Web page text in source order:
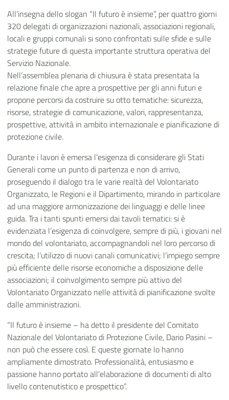
All’insegna dello slogan “Il futuro è insieme”, per quattro giorni
320 delegati di organizzazioni nazionali, associazioni regionali,
locali e gruppi comunali si sono confrontati sulle sfide e sulle
strategie future di questa importante struttura operativa del
Servizio Nazionale.
Nell’assemblea plenaria di chiusura è stata presentata la
relazione finale che apre a prospettive per gli anni futuri e
propone percorsi da costruire su otto tematiche: sicurezza,
risorse, strategie di comunicazione, valori, rappresentanza,
prospettive, attività in ambito internazionale e pianificazione di
protezione civile.
Durante i lavori è emersa l’esigenza di considerare gli Stati
Generali come un punto di partenza e non di arrivo,
proseguendo il dialogo tra le varie realtà del Volontariato
Organizzato, le Regioni e il Dipartimento, mirando in particolare
ad una maggiore armonizzazione dei linguaggi e delle linee
guida. Tra i tanti spunti emersi dai tavoli tematici: si è
evidenziata l’esigenza di coinvolgere, sempre di più, i giovani nel
mondo del volontariato, accompagnandoli nel loro percorso di
crescita; l’utilizzo di nuovi canali comunicativi; l’impiego sempre
più efficiente delle risorse economiche a disposizione delle
associazioni; il coinvolgimento sempre più attivo del
Volontariato Organizzato nelle attività di pianificazione svolte
dalle amministrazioni.
“Il futuro è insieme – ha detto il presidente del Comitato
Nazionale del Volontariato di Protezione Civile, Dario Pasini –
non può che essere così. E queste giornate lo hanno
ampliamente dimostrato. Professionalità, entusiasmo e
passione hanno portato all’elaborazione di documenti di alto
livello contenutistico e prospettico”.